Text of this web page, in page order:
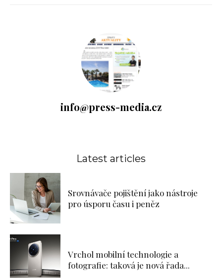
info@press-media.cz
Latest articles
Srovnávače pojištění jako nástroje
pro úsporu času i peněz
Vrchol mobilní technologie a
fotografie: taková je nová řada...